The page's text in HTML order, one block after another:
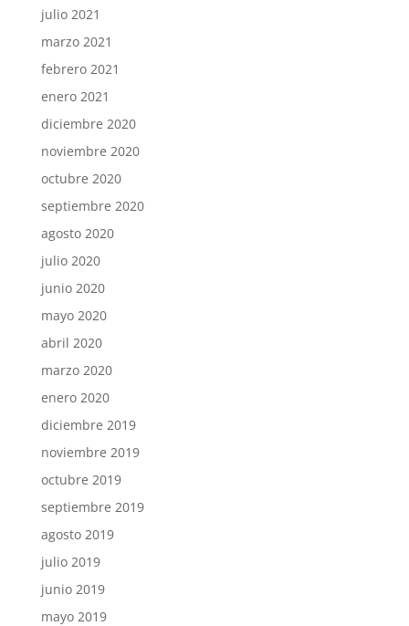
julio 2021
marzo 2021
febrero 2021
enero 2021
diciembre 2020
noviembre 2020
octubre 2020
septiembre 2020
agosto 2020
julio 2020
junio 2020
mayo 2020
abril 2020
marzo 2020
enero 2020
diciembre 2019
noviembre 2019
octubre 2019
septiembre 2019
agosto 2019
julio 2019
junio 2019
mayo 2019